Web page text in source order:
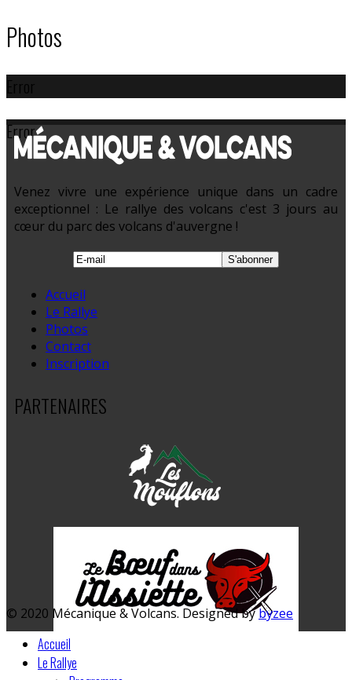
Photos
Error
Error
Venez vivre une expérience unique dans un cadre
exceptionnel : Le rallye des volcans c'est 3 jours au
cœur du parc des volcans d'auvergne !
Accueil
Le Rallye
Photos
Contact
Inscription
PARTENAIRES
© 2020 Mécanique & Volcans. Designed bybyzee
Accueil
Le Rallye